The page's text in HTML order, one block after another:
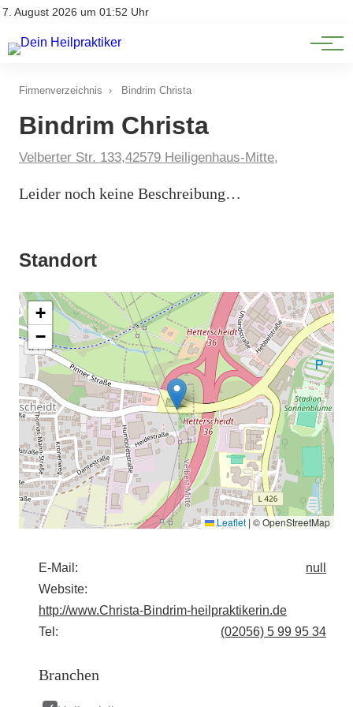
7. August 2026 um 01:52 Uhr
Impressum
Natürliche Medizin
Heilpflanzen & Kräuterkunde
Firmenverzeichnis › Bindrim Christa
Bindrim Christa
Velberter Str. 133,42579 Heiligenhaus-Mitte,
Leider noch keine Beschreibung…
Standort
+
−
Leaflet | © OpenStreetMap
E-Mail:
null
Website:
http://www.Christa-Bindrim-heilpraktikerin.de
Tel:
(02056) 5 99 95 34
Branchen